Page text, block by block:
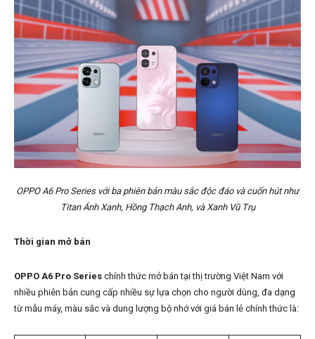
OPPO A6 Pro Series với ba phiên bản màu sắc độc đáo và cuốn hút như
Titan Ánh Xanh, Hồng Thạch Anh, và Xanh Vũ Trụ
Thời gian mở bán
OPPO A6 Pro Series chính thức mở bán tại thị trường Việt Nam với
nhiều phiên bản cung cấp nhiều sự lựa chọn cho người dùng, đa dạng
từ mẫu máy, màu sắc và dung lượng bộ nhớ với giá bán lẻ chính thức là: